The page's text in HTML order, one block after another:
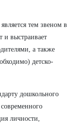
тем звеном в
и выстраивает
а также
детско-
дошкольного
личности,